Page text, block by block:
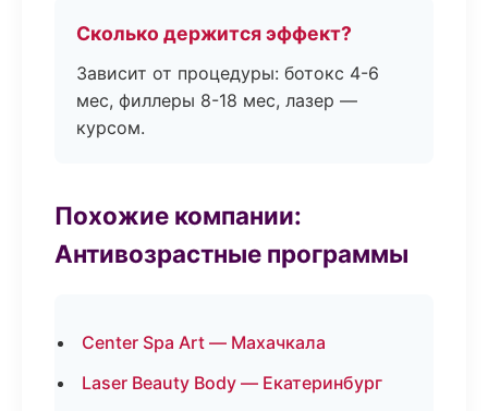
Сколько держится эффект?
Зависит от процедуры: ботокс 4-6
мес, филлеры 8-18 мес, лазер —
курсом.
Похожие компании:
Антивозрастные программы
Center Spa Art — Махачкала
Laser Beauty Body — Екатеринбург